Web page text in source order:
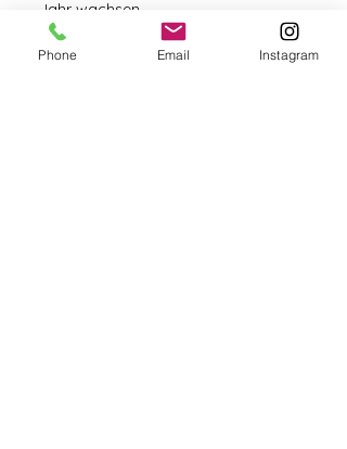
Jahr wachsen.
Phone Email Instagram